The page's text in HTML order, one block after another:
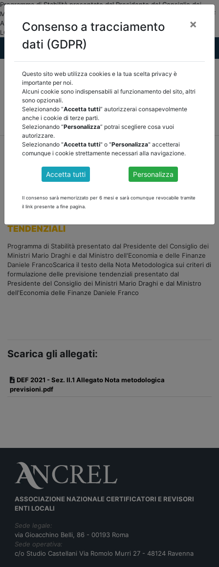
Programma di Stabilità presentato dal Presidente del Consiglio dei
Ministri Mario Draghi e dal Ministro dell'E... DOCUMENTI PUBBLICI MEF
ASSOCIAZIONE NAZIONALE CERTIFICATORI E REVISORI DEGLI ENTI
LOCALI">
MEF FINANZA LOCALE/OSSERVATORIO
CORTE DEI CONTI E GIURISPRUDENZA
ARCONET
home documenti pubblici mef/torna indietro
DOCUMENTI PUBBLICI
DEF 2021 - NOTA METODOLOGICA SUI CRITERI
TENDENZIALI
Programma di Stabilità presentato dal Presidente del Consiglio dei
Ministri Mario Draghi e dal Ministro dell'Economia e delle Finanze
Daniele FrancoScarica il testo della Nota Metodologica sui criteri di
formulazione delle previsione tendenziali presentato dal
Presidente del Consiglio dei Ministri Mario Draghi e dal Ministro
dell'Economia delle Finanze Daniele Franco
Scarica gli allegati:
DEF 2021 - Sez. II.1 Allegato Nota metodologica
previsioni.pdf
ASSOCIAZIONE NAZIONALE CERTIFICATORI E REVISORI
ENTI LOCALI
Sede legale:
via Gioacchino Belli, 86 - 00193 Roma
Sede operativa:
c/o Studio Castellani Via Romolo Murri 27 - 48124 Ravenna
Consenso a tracciamento
dati (GDPR)
×
Questo sito web utilizza cookies e la tua scelta privacy è
importante per noi.
Alcuni cookie sono indispensabili al funzionamento del sito, altri
sono opzionali.
Selezionando “Accetta tutti” autorizzerai consapevolmente
anche i cookie di terze parti.
Selezionando “Personalizza” potrai scegliere cosa vuoi
autorizzare.
Selezionando "Accetta tutti" o "Personalizza" accetterai
comunque i cookie strettamente necessari alla navigazione.
Accetta tutti Personalizza
Il consenso sarà memorizzato per 6 mesi e sarà comunque revocabile tramite
il link presente a fine pagina.